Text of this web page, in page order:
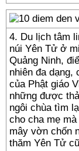
4. Du lịch tâm
núi Yên Tử ở
Quảng Ninh,
nhiên đa dạng,
của Phật giáo
những được
ngôi chùa tìm
cho cha mẹ
mây vờn chốn
thăm Yên Tử